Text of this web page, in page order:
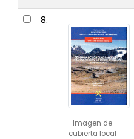
8.
Imagen de
cubierta local